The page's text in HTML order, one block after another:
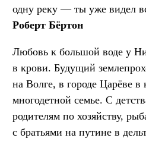
одну реку — ты уже видел
Роберт Бёртон
Любовь к большой воде у
в крови. Будущий
на Волге, в городе Царёве в
многодетной семье. С
родителям по хозяйству,
с братьями на путине в